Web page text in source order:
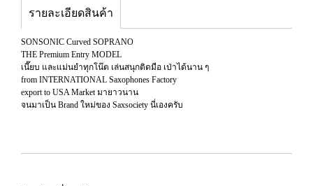
รายละเอียดสินค้า
SONSONIC Curved SOPRANO
THE Premium Entry MODEL
เนี๊ยบ และแม่นยำทุกโน๊ต เล่นสนุกติดมือ เป่าได้นาน ๆ
from INTERNATIONAL Saxophones Factory
export to USA Market มายาวนาน
จนมาเป็น Brand ใหม่ของ Saxsociety นี่เองครับ